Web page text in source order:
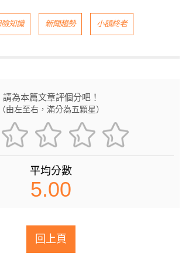
險知識 新聞趨勢 小額終老
請為本篇文章評個分吧！
（由左至右，滿分為五顆星）
平均分數
5.00
回上頁